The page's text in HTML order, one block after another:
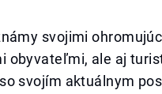
svojimi
obyvateľmi, ale aj
svojím aktuálnym